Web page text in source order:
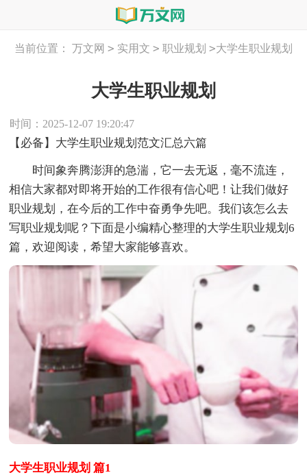
当前位置： 万文网 > 实用文 > 职业规划 >大学生职业规划
大学生职业规划
时间：2025-12-07 19:20:47
【必备】大学生职业规划范文汇总六篇
时间象奔腾澎湃的急湍，它一去无返，毫不流连，
相信大家都对即将开始的工作很有信心吧！让我们做好
职业规划，在今后的工作中奋勇争先吧。我们该怎么去
写职业规划呢？下面是小编精心整理的大学生职业规划6
篇，欢迎阅读，希望大家能够喜欢。
大学生职业规划 篇1